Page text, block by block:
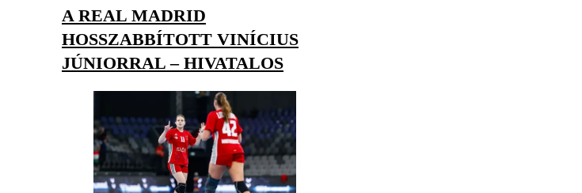
A REAL MADRID
HOSSZABBÍTOTT VINÍCIUS
JÚNIORRAL – HIVATALOS